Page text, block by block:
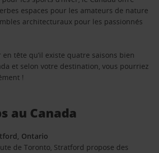
espaces pour les amateurs de nature
architecturaux pour les passionnés
en tête qu’il existe quatre saisons bien
et selon votre destination, vous pourriez
!
au Canada
Ontario
de Toronto, Stratford propose des